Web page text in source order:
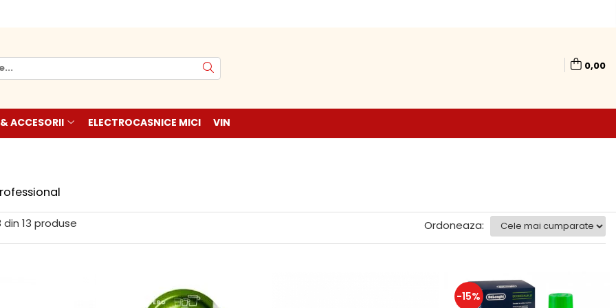
0,00
ACCESORII ELECTROCASNICE MICI VIN
din 13 produse Ordoneaza:
-15%